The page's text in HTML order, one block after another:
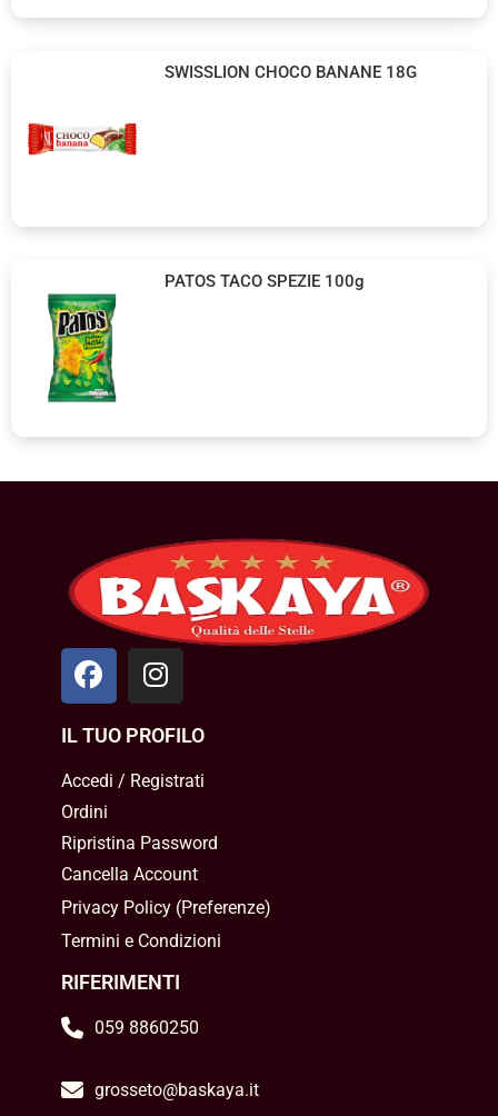
SWISSLION CHOCO BANANE 18G
PATOS TACO SPEZIE 100g
IL TUO PROFILO
Accedi / Registrati
Ordini
Ripristina Password
Cancella Account
Privacy Policy(Preferenze)
Termini e Condizioni
RIFERIMENTI
059 8860250
grosseto@baskaya.it